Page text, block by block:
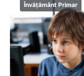
Învățământ Primar